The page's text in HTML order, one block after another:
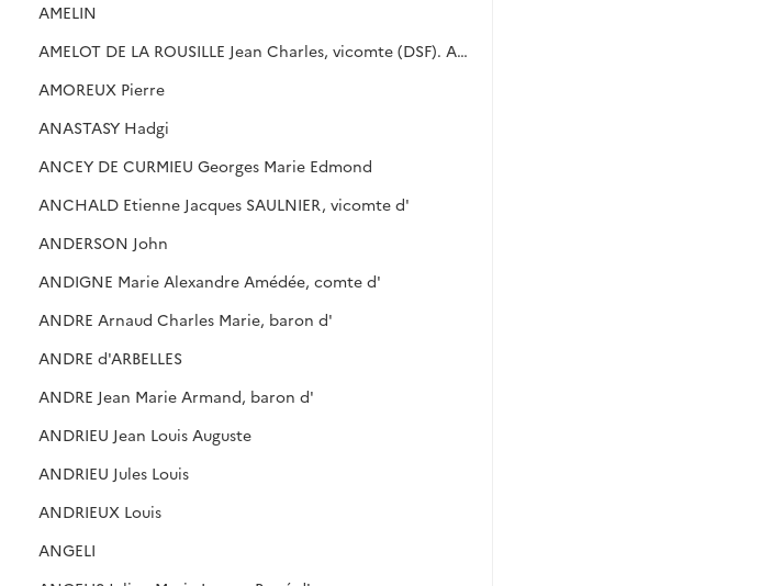
AMELIN
AMELOT DE LA ROUSILLE Jean Charles, vicomte (DSF). AMELOT, voir comte de CHAILLOU. AMIRALLY V, cf. DERCHE
AMOREUX Pierre
ANASTASY Hadgi
ANCEY DE CURMIEU Georges Marie Edmond
ANCHALD Etienne Jacques SAULNIER, vicomte d'
ANDERSON John
ANDIGNE Marie Alexandre Amédée, comte d'
ANDRE Arnaud Charles Marie, baron d'
ANDRE d'ARBELLES
ANDRE Jean Marie Armand, baron d'
ANDRIEU Jean Louis Auguste
ANDRIEU Jules Louis
ANDRIEUX Louis
ANGELI